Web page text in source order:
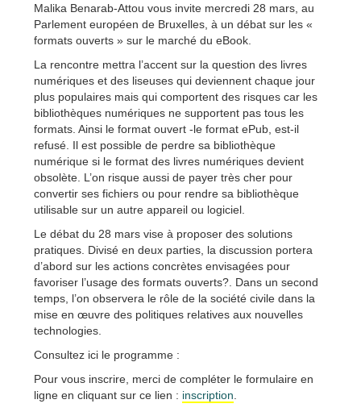
Malika Benarab-Attou vous invite mercredi 28 mars, au
Parlement européen de Bruxelles, à un débat sur les «
formats ouverts » sur le marché du eBook.
La rencontre mettra l’accent sur la question des livres
numériques et des liseuses qui deviennent chaque jour
plus populaires mais qui comportent des risques car les
bibliothèques numériques ne supportent pas tous les
formats. Ainsi le format ouvert -le format ePub, est-il
refusé. Il est possible de perdre sa bibliothèque
numérique si le format des livres numériques devient
obsolète. L’on risque aussi de payer très cher pour
convertir ses fichiers ou pour rendre sa bibliothèque
utilisable sur un autre appareil ou logiciel.
Le débat du 28 mars vise à proposer des solutions
pratiques. Divisé en deux parties, la discussion portera
d’abord sur les actions concrètes envisagées pour
favoriser l’usage des formats ouverts?. Dans un second
temps, l’on observera le rôle de la société civile dans la
mise en œuvre des politiques relatives aux nouvelles
technologies.
Consultez ici le programme :
Pour vous inscrire, merci de compléter le formulaire en
ligne en cliquant sur ce lien : inscription.